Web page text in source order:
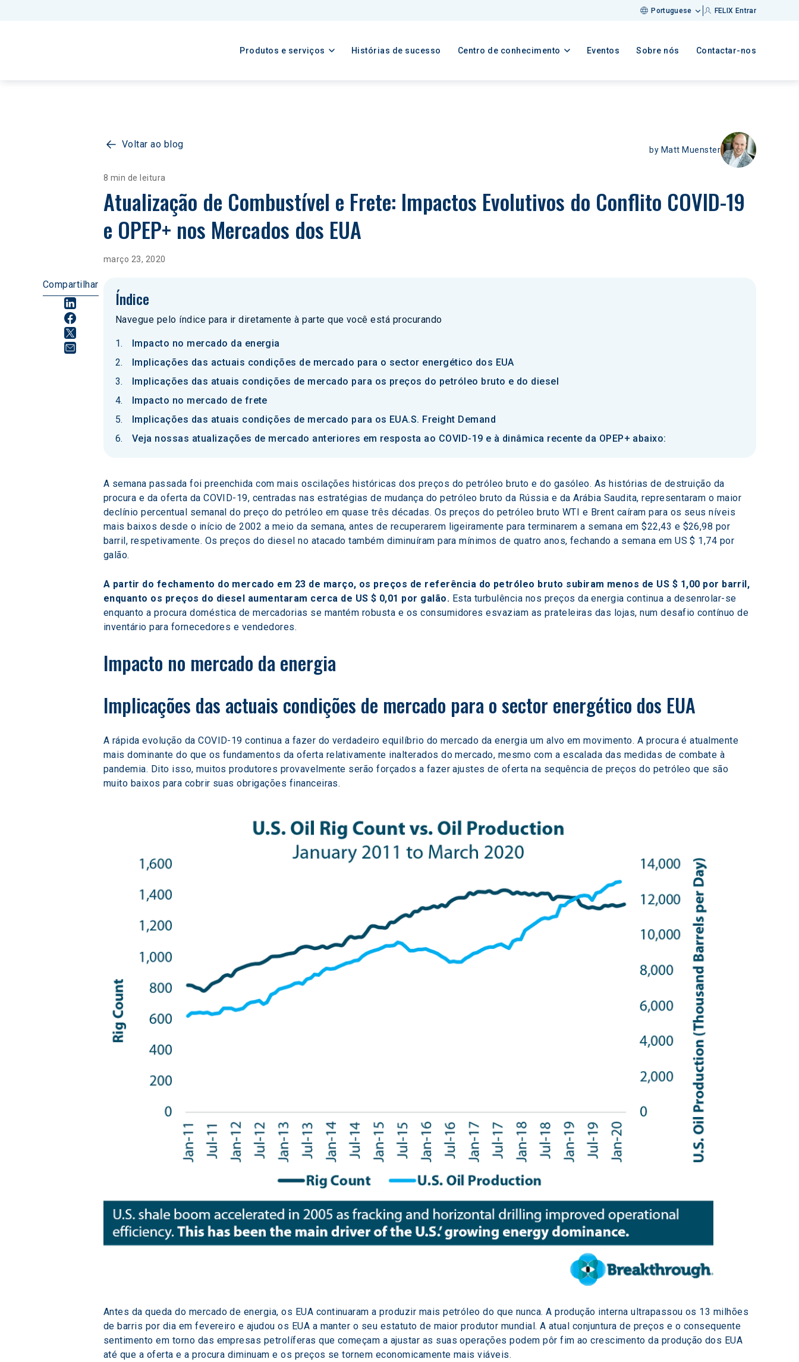
Portuguese FELIX Entrar
Produtos e serviços Histórias de sucesso Centro de conhecimento Eventos Sobre nós Contactar-nos
Voltar ao blog by Matt Muenster
8 min de leitura
Atualização de Combustível e Frete: Impactos Evolutivos do Conflito COVID-19
e OPEP+ nos Mercados dos EUA
março 23, 2020
Compartilhar
Índice
Navegue pelo índice para ir diretamente à parte que você está procurando
Impacto no mercado da energia
Implicações das actuais condições de mercado para o sector energético dos EUA
Implicações das atuais condições de mercado para os preços do petróleo bruto e do diesel
Impacto no mercado de frete
Implicações das atuais condições de mercado para os EUA.S. Freight Demand
Veja nossas atualizações de mercado anteriores em resposta ao COVID-19 e à dinâmica recente da OPEP+ abaixo:
A semana passada foi preenchida com mais oscilações históricas dos preços do petróleo bruto e do gasóleo. As histórias de destruição da
procura e da oferta da COVID-19, centradas nas estratégias de mudança do petróleo bruto da Rússia e da Arábia Saudita, representaram o maior
declínio percentual semanal do preço do petróleo em quase três décadas. Os preços do petróleo bruto WTI e Brent caíram para os seus níveis
mais baixos desde o início de 2002 a meio da semana, antes de recuperarem ligeiramente para terminarem a semana em $22,43 e $26,98 por
barril, respetivamente. Os preços do diesel no atacado também diminuíram para mínimos de quatro anos, fechando a semana em US $ 1,74 por
galão.
A partir do fechamento do mercado em 23 de março, os preços de referência do petróleo bruto subiram menos de US $ 1,00 por barril,
enquanto os preços do diesel aumentaram cerca de US $ 0,01 por galão. Esta turbulência nos preços da energia continua a desenrolar-se
enquanto a procura doméstica de mercadorias se mantém robusta e os consumidores esvaziam as prateleiras das lojas, num desafio contínuo de
inventário para fornecedores e vendedores.
Impacto no mercado da energia
Implicações das actuais condições de mercado para o sector energético dos EUA
A rápida evolução da COVID-19 continua a fazer do verdadeiro equilíbrio do mercado da energia um alvo em movimento. A procura é atualmente
mais dominante do que os fundamentos da oferta relativamente inalterados do mercado, mesmo com a escalada das medidas de combate à
pandemia. Dito isso, muitos produtores provavelmente serão forçados a fazer ajustes de oferta na sequência de preços do petróleo que são
muito baixos para cobrir suas obrigações financeiras.
Antes da queda do mercado de energia, os EUA continuaram a produzir mais petróleo do que nunca. A produção interna ultrapassou os 13 milhões
de barris por dia em fevereiro e ajudou os EUA a manter o seu estatuto de maior produtor mundial. A atual conjuntura de preços e o consequente
sentimento em torno das empresas petrolíferas que começam a ajustar as suas operações podem pôr fim ao crescimento da produção dos EUA
até que a oferta e a procura diminuam e os preços se tornem economicamente mais viáveis.